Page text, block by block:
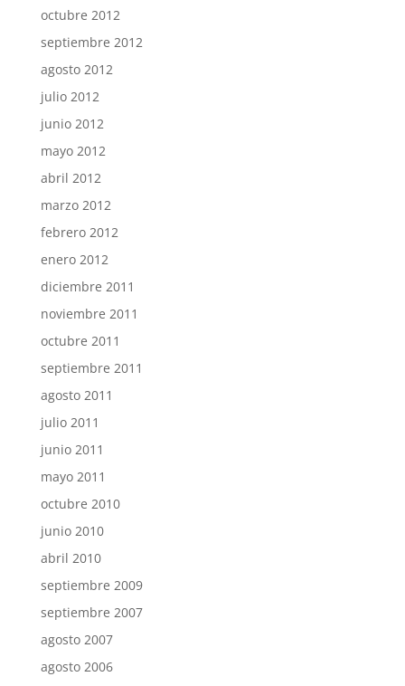
octubre 2012
septiembre 2012
agosto 2012
julio 2012
junio 2012
mayo 2012
abril 2012
marzo 2012
febrero 2012
enero 2012
diciembre 2011
noviembre 2011
octubre 2011
septiembre 2011
agosto 2011
julio 2011
junio 2011
mayo 2011
octubre 2010
junio 2010
abril 2010
septiembre 2009
septiembre 2007
agosto 2007
agosto 2006